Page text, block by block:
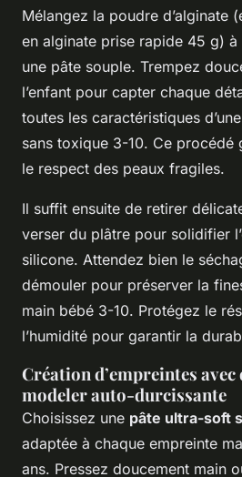
Mélangez la poudre d’alginate
en alginate prise rapide 45 g) à
une pâte souple. Trempez
l’enfant pour capter chaque
toutes les caractéristiques
sans toxique 3-10. Ce procédé
le respect des peaux fragiles.
Il suffit ensuite de retirer
verser du plâtre pour solidifier
silicone. Attendez bien le
démouler pour préserver la
main bébé 3-10. Protégez le
l’humidité pour garantir la
Création d’empreintes avec
modeler auto-durcissante
Choisissez une pâte ultra-soft
adaptée à chaque empreinte
ans. Pressez doucement main